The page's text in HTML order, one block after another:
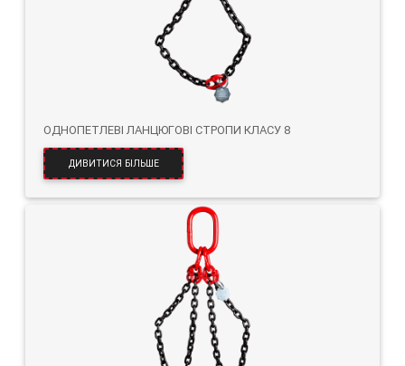
ОДНОПЕТЛЕВІ ЛАНЦЮГОВІ СТРОПИ КЛАСУ 8
ДИВИТИСЯ БІЛЬШЕ